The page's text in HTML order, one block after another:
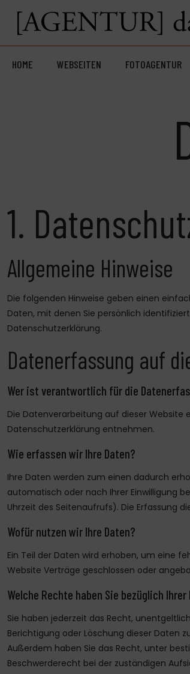
HOME WEBSEITEN FOTOAGENTUR
1.
Allgemeine Hinweise
Die folgenden Hinweise geben einen
Daten, mit denen Sie persönlich
Datenschutzerklärung.
Datenerfassung auf
Wer ist verantwortlich für die
Die Datenverarbeitung auf dieser Website
Datenschutzerklärung entnehmen.
Wie erfassen wir Ihre Daten?
Ihre Daten werden zum einen dadurch
automatisch oder nach Ihrer Einwilligung
Uhrzeit des Seitenaufrufs). Die Erfassung
Wofür nutzen wir Ihre Daten?
Ein Teil der Daten wird erhoben, um eine
Website Verträge geschlossen oder
Welche Rechte haben Sie bezüglich Ihrer
Sie haben jederzeit das Recht,
Berichtigung oder Löschung dieser Daten
Außerdem haben Sie das Recht, unter
Beschwerderecht bei der zuständigen